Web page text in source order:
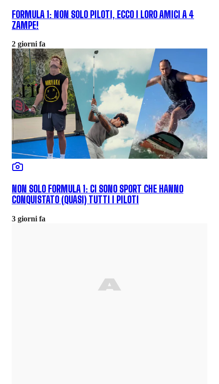
FORMULA 1: NON SOLO PILOTI, ECCO I LORO AMICI A 4
ZAMPE!
2 giorni fa
NON SOLO FORMULA 1: CI SONO SPORT CHE HANNO
CONQUISTATO (QUASI) TUTTI I PILOTI
3 giorni fa